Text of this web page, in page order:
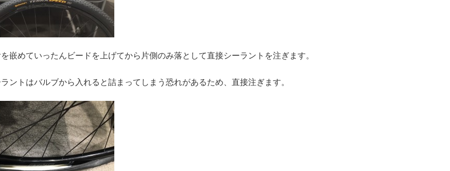
嵌めていったんビードを上げてから片側のみ落として直接シーラントを注ぎます。
ントはバルブから入れると詰まってしまう恐れがあるため、直接注ぎます。